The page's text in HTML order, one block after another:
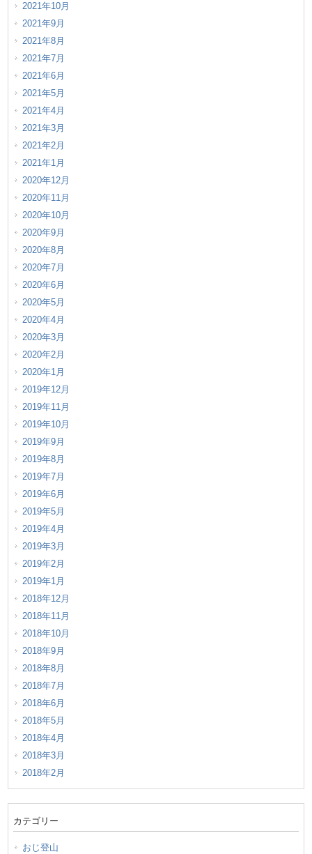
2021年10月
2021年9月
2021年8月
2021年7月
2021年6月
2021年5月
2021年4月
2021年3月
2021年2月
2021年1月
2020年12月
2020年11月
2020年10月
2020年9月
2020年8月
2020年7月
2020年6月
2020年5月
2020年4月
2020年3月
2020年2月
2020年1月
2019年12月
2019年11月
2019年10月
2019年9月
2019年8月
2019年7月
2019年6月
2019年5月
2019年4月
2019年3月
2019年2月
2019年1月
2018年12月
2018年11月
2018年10月
2018年9月
2018年8月
2018年7月
2018年6月
2018年5月
2018年4月
2018年3月
2018年2月
カテゴリー
おじ登山